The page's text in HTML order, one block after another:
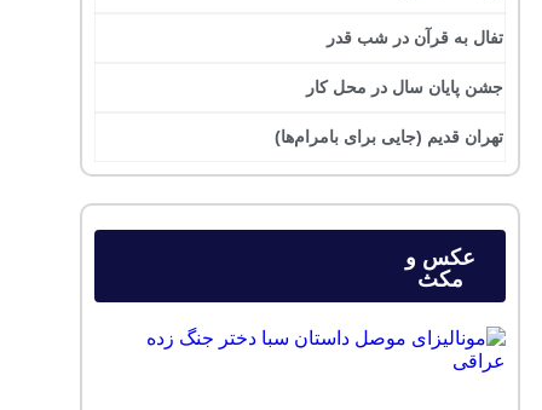
تفال به قرآن در شب قدر
جشن پایان سال در محل کار
تهران قدیم (جایی برای بامرام‌ها)
عکس و
مکث